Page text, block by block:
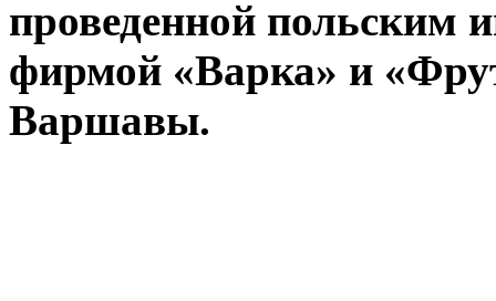
проведенной польским
фирмой «Варка» и
Варшавы.